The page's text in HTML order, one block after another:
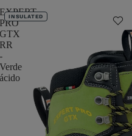
EXPERT
PRO
GTX
RR
-
Verde
ácido
INSULATED